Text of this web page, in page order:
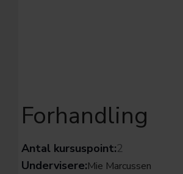
Forhandling
Antal kursuspoint:2
Undervisere:Mie Marcussen